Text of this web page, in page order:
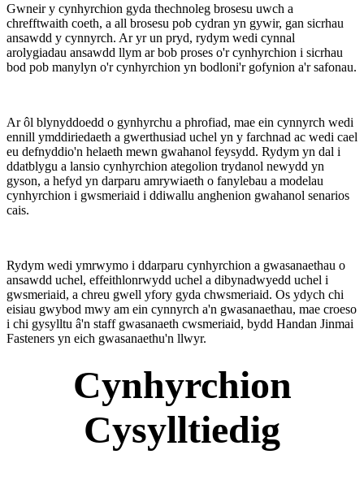
Gwneir y cynhyrchion gyda thechnoleg brosesu uwch a
chrefftwaith coeth, a all brosesu pob cydran yn gywir, gan sicrhau
ansawdd y cynnyrch. Ar yr un pryd, rydym wedi cynnal
arolygiadau ansawdd llym ar bob proses o'r cynhyrchion i sicrhau
bod pob manylyn o'r cynhyrchion yn bodloni'r gofynion a'r safonau.
Ar ôl blynyddoedd o gynhyrchu a phrofiad, mae ein cynnyrch wedi
ennill ymddiriedaeth a gwerthusiad uchel yn y farchnad ac wedi cael
eu defnyddio'n helaeth mewn gwahanol feysydd. Rydym yn dal i
ddatblygu a lansio cynhyrchion ategolion trydanol newydd yn
gyson, a hefyd yn darparu amrywiaeth o fanylebau a modelau
cynhyrchion i gwsmeriaid i ddiwallu anghenion gwahanol senarios
cais.
Rydym wedi ymrwymo i ddarparu cynhyrchion a gwasanaethau o
ansawdd uchel, effeithlonrwydd uchel a dibynadwyedd uchel i
gwsmeriaid, a chreu gwell yfory gyda chwsmeriaid. Os ydych chi
eisiau gwybod mwy am ein cynnyrch a'n gwasanaethau, mae croeso
i chi gysylltu â'n staff gwasanaeth cwsmeriaid, bydd Handan Jinmai
Fasteners yn eich gwasanaethu'n llwyr.
Cynhyrchion
Cysylltiedig